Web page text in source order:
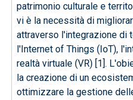
patrimonio culturale e
vi è la necessità di
attraverso l'integrazione di
l'Internet of Things (IoT),
realtà virtuale (VR) [1].
la creazione di un
ottimizzare la gestione